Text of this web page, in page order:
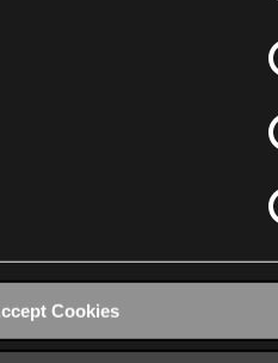
Cookies
Register